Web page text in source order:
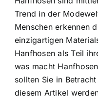
Trend in der
Menschen erkennen
einzigartigen
Hanfhosen als Teil
was macht
sollten Sie in
diesem Artikel